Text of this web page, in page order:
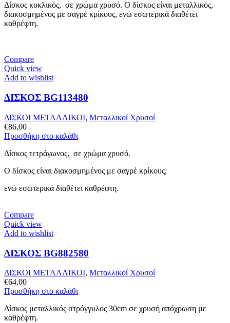
Δίσκος κυκλικός, σε χρώμα χρυσό. Ο δίσκος είναι μεταλλικός,
διακοσμημένος με σαγρέ κρίκους, ενώ εσωτερικά διαθέτει
καθρέφτη.
Compare
Quick view
Add to wishlist
ΔΙΣΚΟΣ BG113480
ΔΙΣΚΟΙ ΜΕΤΑΛΛΙΚΟΙ, Μεταλλικοί Χρυσοί
€86,00
Προσθήκη στο καλάθι
Δίσκος τετράγωνος, σε χρώμα χρυσό.
Ο δίσκος είναι διακοσμημένος με σαγρέ κρίκους,
ενώ εσωτερικά διαθέτει καθρέφτη.
Compare
Quick view
Add to wishlist
ΔΙΣΚΟΣ BG882580
ΔΙΣΚΟΙ ΜΕΤΑΛΛΙΚΟΙ, Μεταλλικοί Χρυσοί
€64,00
Προσθήκη στο καλάθι
Δίσκος μεταλλικός στρόγγυλος 30cm σε χρυσή απόχρωση με
καθρέφτη.